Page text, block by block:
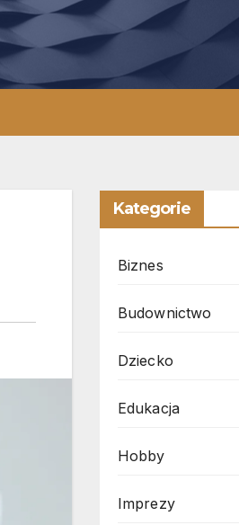
Kategorie
Biznes
Budownictwo
Dziecko
Edukacja
Hobby
Imprezy